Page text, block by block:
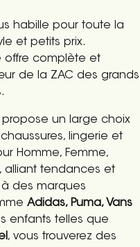
habille pour toute la
et petits prix.
offre complète et
de la ZAC des grands
propose un large choix
lingerie et
Homme, Femme,
alliant tendances et
des marques
Adidas, Puma, Vans
enfants telles que
, vous trouverez des